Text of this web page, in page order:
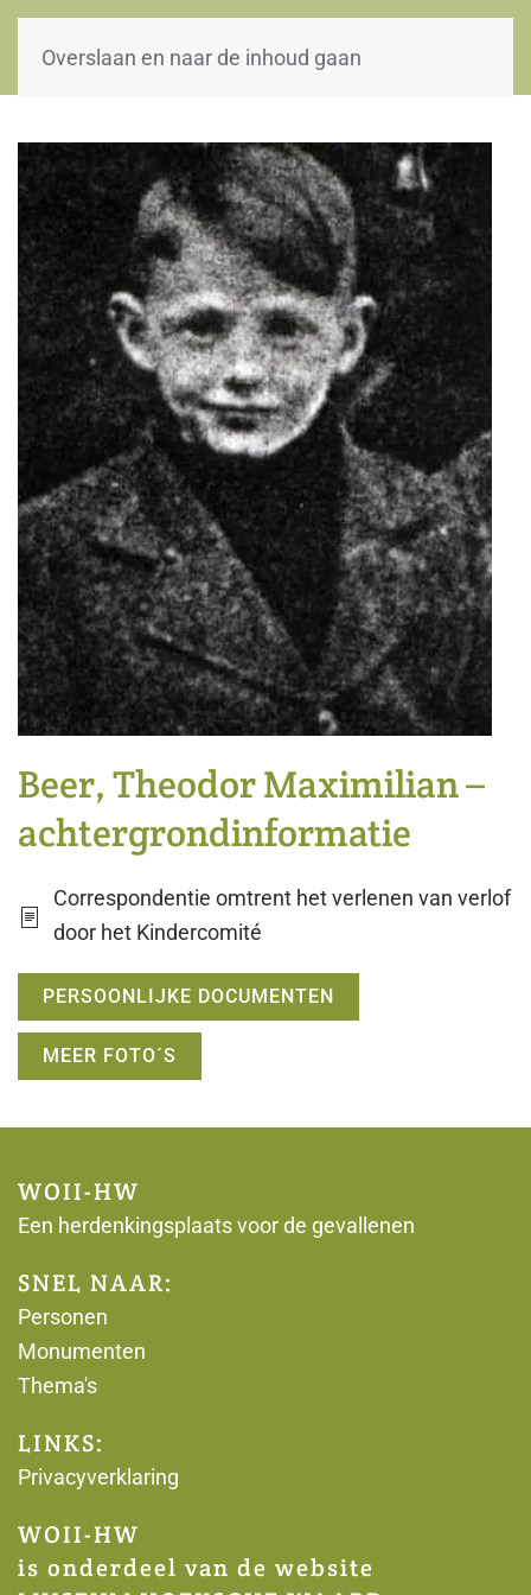
Overslaan en naar de inhoud gaan
WOII-HW
Beer, Theodor Maximilian –
achtergrondinformatie
Correspondentie omtrent het verlenen van verlof
door het Kindercomité
PERSOONLIJKE DOCUMENTEN
MEER FOTO´S
WOII-HW
Een herdenkingsplaats voor de gevallenen
SNEL NAAR:
Personen
Monumenten
Thema's
LINKS:
Privacyverklaring
WOII-HW
is onderdeel van de website